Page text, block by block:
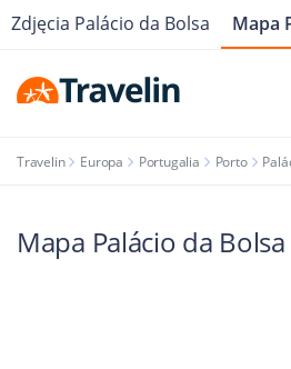
Travelin Europa Portugalia Porto
Zdjęcia Palácio da Bolsa Mapa
Mapa Palácio da Bolsa